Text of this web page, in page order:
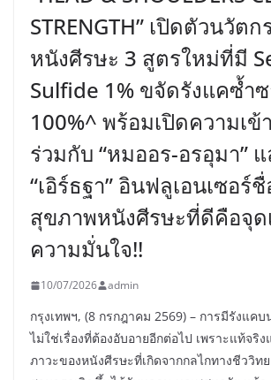
STRENGTH” เปิดตัวนวัต
หนังศีรษะ 3 สูตรใหม่ที่มี
Sulfide 1% ขจัดรังแคซ้ำ
100%^ พร้อมเปิดความเข้
ร่วมกับ “หมออร-อรอุมา”
“เอิร์ธฐา” อินฟลูเอนเซอ
สุขภาพหนังศีรษะที่ดีคือจุด
ความมั่นใจ!!
10/07/2026 admin
กรุงเทพฯ, (8 กรกฎาคม 2569) – การมีรังแค
ไม่ใช่เรื่องที่ต้องอับอายอีกต่อไป เพราะแท้จริ
ภาวะของหนังศีรษะที่เกิดจากกลไกทางชีววิท